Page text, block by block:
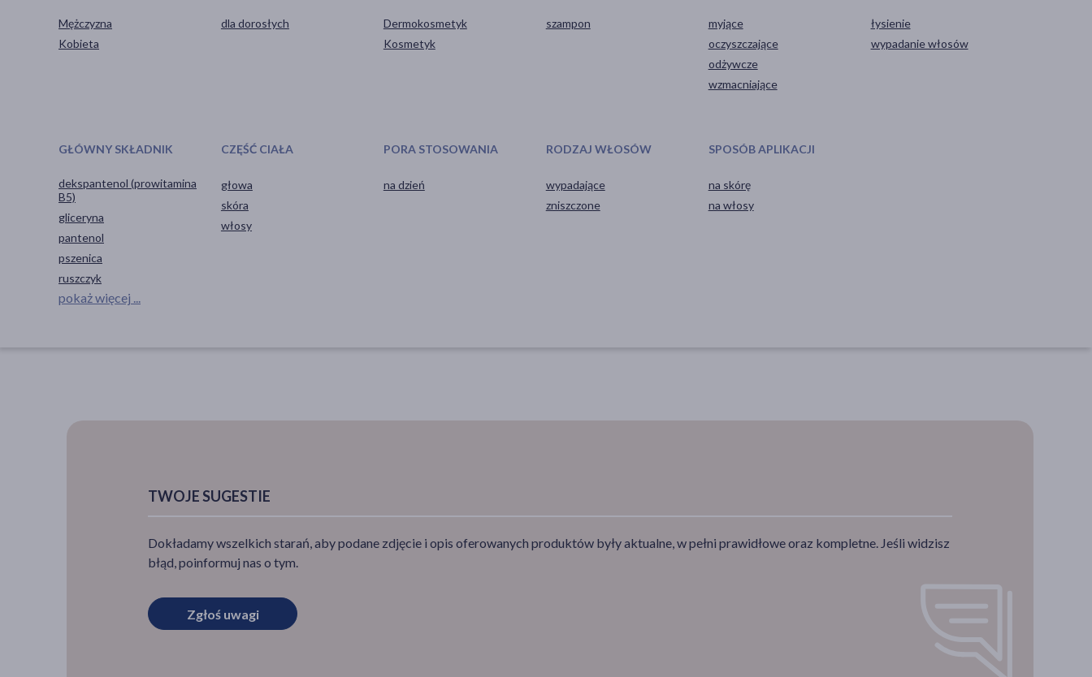
Mężczyzna
Kobieta
dla dorosłych
Dermokosmetyk
Kosmetyk
szampon
myjące
oczyszczające
odżywcze
wzmacniające
łysienie
wypadanie włosów
GŁÓWNY SKŁADNIK
dekspantenol (prowitamina
B5)
gliceryna
pantenol
pszenica
ruszczyk
pokaż więcej ...
CZĘŚĆ CIAŁA
głowa
skóra
włosy
PORA STOSOWANIA
na dzień
RODZAJ WŁOSÓW
wypadające
zniszczone
SPOSÓB APLIKACJI
na skórę
na włosy
TWOJE SUGESTIE
Dokładamy wszelkich starań, aby podane zdjęcie i opis oferowanych produktów były aktualne, w pełni prawidłowe oraz kompletne. Jeśli widzisz
błąd, poinformuj nas o tym.
Zgłoś uwagi